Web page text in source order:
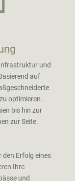
und
auf
optimieren.
bis hin zur
zur Seite.
den Erfolg eines
Ihre
und